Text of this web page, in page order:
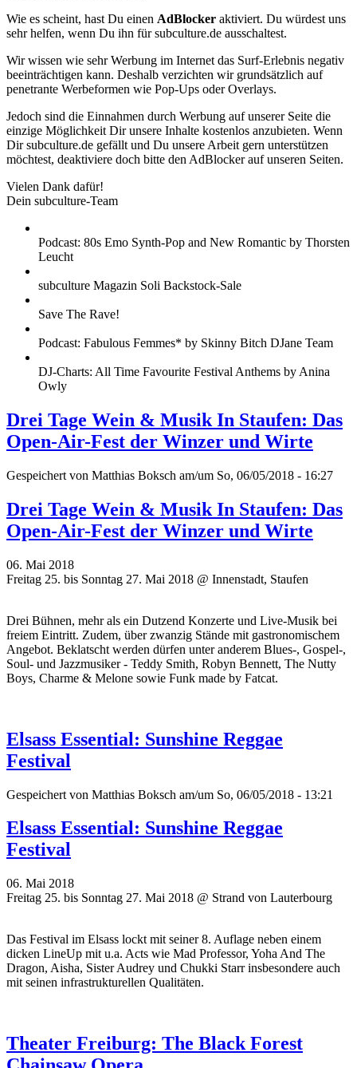
Wie es scheint, hast Du einen AdBlocker aktiviert. Du würdest uns
sehr helfen, wenn Du ihn für subculture.de ausschaltest.
Wir wissen wie sehr Werbung im Internet das Surf-Erlebnis negativ
beeinträchtigen kann. Deshalb verzichten wir grundsätzlich auf
penetrante Werbeformen wie Pop-Ups oder Overlays.
Jedoch sind die Einnahmen durch Werbung auf unserer Seite die
einzige Möglichkeit Dir unsere Inhalte kostenlos anzubieten. Wenn
Dir subculture.de gefällt und Du unsere Arbeit gern unterstützen
möchtest, deaktiviere doch bitte den AdBlocker auf unseren Seiten.
Vielen Dank dafür!
Dein subculture-Team
Podcast: 80s Emo Synth-Pop and New Romantic by Thorsten
Leucht
subculture Magazin Soli Backstock-Sale
Save The Rave!
Podcast: Fabulous Femmes* by Skinny Bitch DJane Team
DJ-Charts: All Time Favourite Festival Anthems by Anina
Owly
Drei Tage Wein & Musik In Staufen: Das
Open-Air-Fest der Winzer und Wirte
Gespeichert von Matthias Boksch am/um So, 06/05/2018 - 16:27
Drei Tage Wein & Musik In Staufen: Das
Open-Air-Fest der Winzer und Wirte
06. Mai 2018
Freitag 25. bis Sonntag 27. Mai 2018 @ Innenstadt, Staufen
Drei Bühnen, mehr als ein Dutzend Konzerte und Live-Musik bei
freiem Eintritt. Zudem, über zwanzig Stände mit gastronomischem
Angebot. Beklatscht werden dürfen unter anderem Blues-, Gospel-,
Soul- und Jazzmusiker - Teddy Smith, Robyn Bennett, The Nutty
Boys, Charme & Melone sowie Funk made by Fatcat.
Elsass Essential: Sunshine Reggae
Festival
Gespeichert von Matthias Boksch am/um So, 06/05/2018 - 13:21
Elsass Essential: Sunshine Reggae
Festival
06. Mai 2018
Freitag 25. bis Sonntag 27. Mai 2018 @ Strand von Lauterbourg
Das Festival im Elsass lockt mit seiner 8. Auflage neben einem
dicken LineUp mit u.a. Acts wie Mad Professor, Yoha And The
Dragon, Aisha, Sister Audrey und Chukki Starr insbesondere auch
mit seinen infrastrukturellen Qualitäten.
Theater Freiburg: The Black Forest